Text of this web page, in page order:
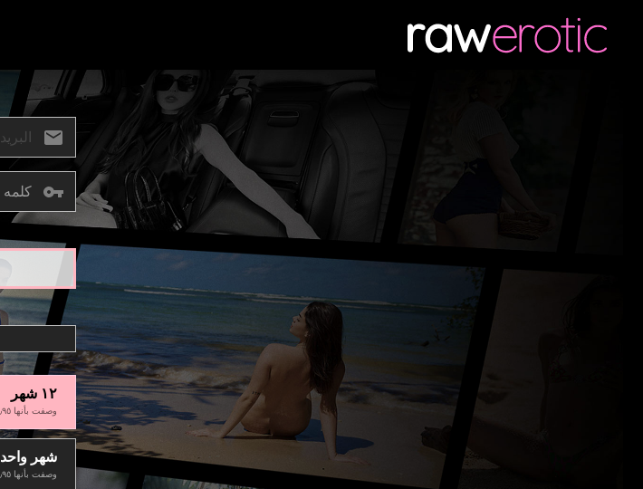
١٢ شهر
وصفت بأنها ‏١١٩٫٩٥ US$
شهر واحد
وصفت بأنها ‏٢٩٫٩٥ US$